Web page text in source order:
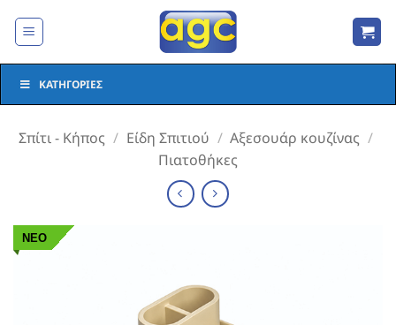
στο
ΚΑΤΗΓΟΡΊΕΣ
Σπίτι - Κήπος / Είδη Σπιτιού / Αξεσουάρ κουζίνας /
Πιατοθήκες
ΝΕΟ